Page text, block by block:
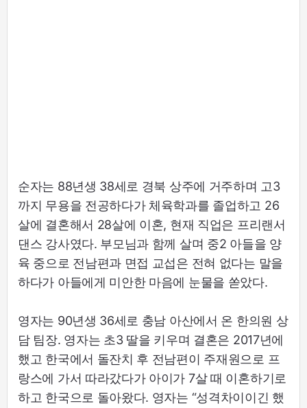
순자는 88년생 38세로 경북 상주에 거주하며 고3
까지 무용을 전공하다가 체육학과를 졸업하고 26
살에 결혼해서 28살에 이혼, 현재 직업은 프리랜서
댄스 강사였다. 부모님과 함께 살며 중2 아들을 양
육 중으로 전남편과 면접 교섭은 전혀 없다는 말을
하다가 아들에게 미안한 마음에 눈물을 쏟았다.
영자는 90년생 36세로 충남 아산에서 온 한의원 상
담 팀장. 영자는 초3 딸을 키우며 결혼은 2017년에
했고 한국에서 돌잔치 후 전남편이 주재원으로 프
랑스에 가서 따라갔다가 아이가 7살 때 이혼하기로
하고 한국으로 돌아왔다. 영자는 “성격차이이긴 했